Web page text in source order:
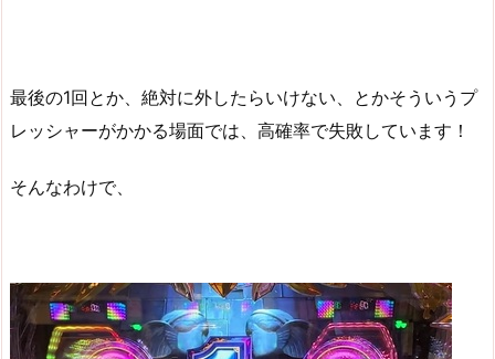
最後の1回とか、絶対に外したらいけない、とかそういうプ
レッシャーがかかる場面では、高確率で失敗しています！
そんなわけで、